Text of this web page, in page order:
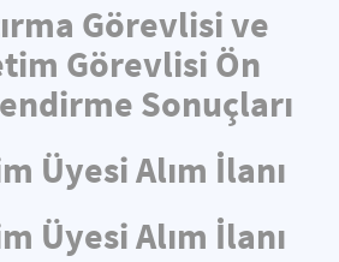
Görevlisi ve
Görevlisi Ön
Sonuçları
Üyesi Alım İlanı
Üyesi Alım İlanı